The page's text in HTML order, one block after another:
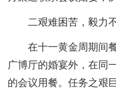
二艰难困苦，毅力
在十一黄金周期间
广博厅的婚宴外，在同
的会议用餐。任务之艰